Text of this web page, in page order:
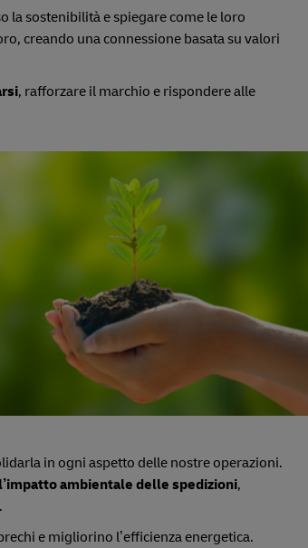
la sostenibilità e spiegare come le loro
creando una connessione basata su valori
, rafforzare il marchio e rispondere alle
in ogni aspetto delle nostre operazioni.
ambientale delle spedizioni,
e migliorino l’efficienza energetica.